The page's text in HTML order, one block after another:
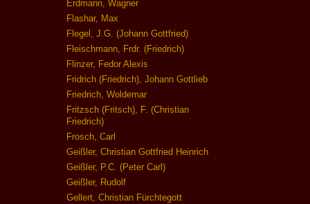
Erdmann, Wagner
Flashar, Max
Flegel, J.G. (Johann Gottfried)
Fleischmann, Frdr. (Friedrich)
Flinzer, Fedor Alexis
Fridrich (Friedrich), Johann Gottlieb
Friedrich, Woldemar
Fritzsch (Fritsch), F. (Christian
Friedrich)
Frosch, Carl
Geißler, Christian Gottfried Heinrich
Geißler, P.C. (Peter Carl)
Geißler, Rudolf
Gellert, Christian Fürchtegott